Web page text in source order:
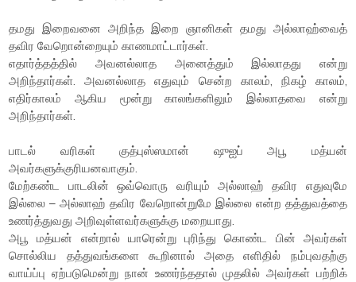
தமது இறைவனை அறிந்த இறை ஞானிகள் தமது அல்லாஹ்வைத்
தவிர வேறொன்றையும் காணமாட்டார்கள்.
எதார்த்தத்தில் அவனல்லாத அனைத்தும் இல்லாதது என்று
அறிந்தார்கள். அவனல்லாத எதுவும் சென்ற காலம், நிகழ் காலம்,
எதிர்காலம் ஆகிய மூன்று காலங்களிலும் இல்லாதவை என்று
அறிந்தார்கள்.
பாடல் வரிகள் குத்புஸ்ஸமான் ஷுஐப் அபூ மத்யன்
அவர்களுக்குரியனவாகும்.
மேற்கண்ட பாடலின் ஒவ்வொரு வரியும் அல்லாஹ் தவிர எதுவுமே
இல்லை – அல்லாஹ் தவிர வேறொன்றுமே இல்லை என்ற தத்துவத்தை
உணர்த்துவது அறிவுள்ளவர்களுக்கு மறையாது.
அபூ மத்யன் என்றால் யாரென்று புரிந்து கொண்ட பின் அவர்கள்
சொல்லிய தத்துவங்களை கூறினால் அதை எளிதில் நம்புவதற்கு
வாய்ப்பு ஏற்படுமென்று நான் உணர்ந்ததால் முதலில் அவர்கள் பற்றிக்